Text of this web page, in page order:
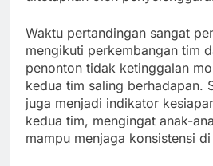
Waktu pertandingan sangat
mengikuti perkembangan tim
penonton tidak ketinggalan
kedua tim saling berhadapan.
juga menjadi indikator
kedua tim, mengingat anak-
mampu menjaga konsistensi